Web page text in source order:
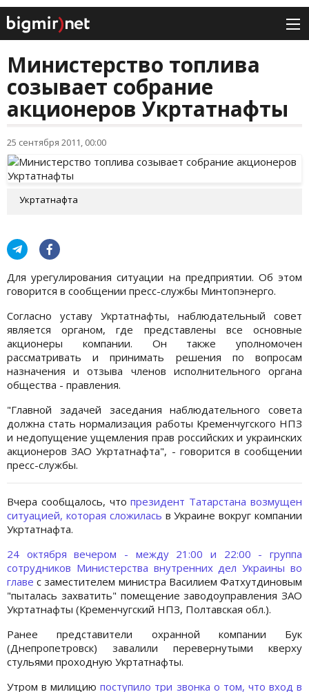
Министерство топлива
созывает собрание
акционеров Укртатнафты
25 сентября 2011, 00:00
Укртатнафта
Для урегулирования ситуации на предприятии. Об этом
говорится в сообщении пресс-службы Минтопэнерго.
Согласно уставу Укртатнафты, наблюдательный совет
является органом, где представлены все основные
акционеры компании. Он также уполномочен
рассматривать и принимать решения по вопросам
назначения и отзыва членов исполнительного органа
общества - правления.
"Главной задачей заседания наблюдательного совета
должна стать нормализация работы Кременчугского НПЗ
и недопущение ущемления прав российских и украинских
акционеров ЗАО Укртатнафта", - говорится в сообщении
пресс-службы.
Вчера сообщалось, чтопрезидент Татарстана возмущен
ситуацией, которая сложилась в Украине вокруг компании
Укртатнафта.
24 октября вечером - между 21:00 и 22:00 - группа
сотрудников Министерства внутренних дел Украины во
главес заместителем министра Василием Фатхутдиновым
"пыталась захватить" помещение заводоуправления ЗАО
Укртатнафты (Кременчугский НПЗ, Полтавская обл.).
Ранее представители охранной компании Бук
(Днепропетровск) завалили перевернутыми кверху
стульями проходную Укртатнафты.
Утром в милициюпоступило три звонка о том, что вход в